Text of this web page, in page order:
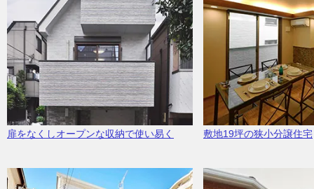
扉をなくしオープンな収納で使い易く 敷地19坪の狭小分譲住宅